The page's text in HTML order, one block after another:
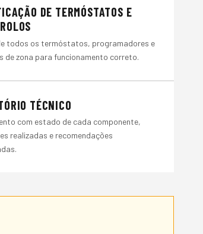
DE TERMÓSTATOS E
todos os termóstatos, programadores e
de zona para funcionamento correto.
TÉCNICO
com estado de cada componente,
realizadas e recomendações